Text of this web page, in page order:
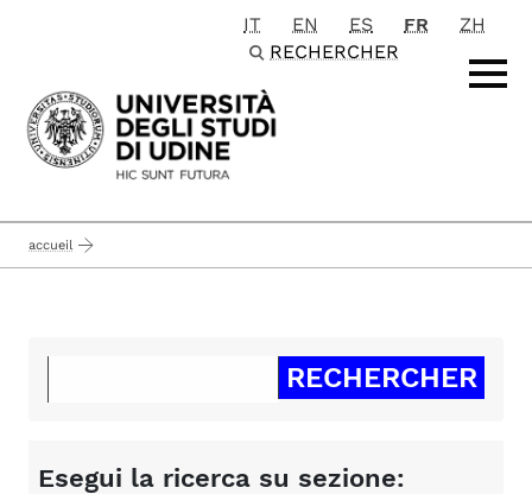
Passa al contenuto principale
IT EN ES FR
ZH
RECHERCHER
accueil
Esegui la ricerca su sezione: